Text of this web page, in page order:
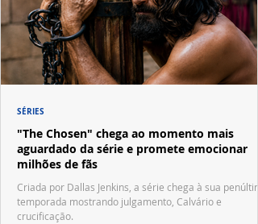
"The Chosen" chega ao momento mais
aguardado da série e promete emocionar
milhões de fãs
Criada por Dallas Jenkins, a série chega à sua
temporada mostrando julgamento, Calvário e
crucificação.
SÉRIES